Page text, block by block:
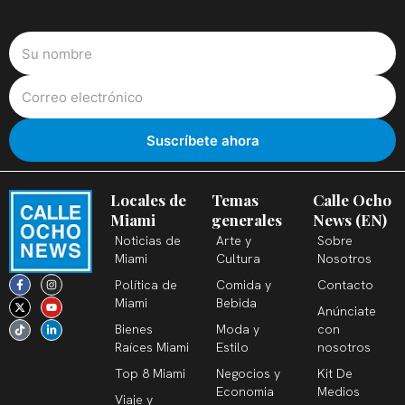
F
a
c
e
b
o
o
I
n
s
t
a
g
r
X
-
t
w
i
t
t
Y
o
u
t
u
b
e
T
i
k
t
o
k
L
i
n
k
e
d
i
Locales de
Miami
Noticias de
Miami
Política de
Miami
Bienes
Raíces Miami
Top 8 Miami
Viaje y
Temas
generales
Arte y
Cultura
Comida y
Bebida
Moda y
Estilo
Negocios y
Economia
Calle Ocho
News (EN)
Sobre
Nosotros
Contacto
Anúnciate
con
nosotros
Kit De
Medios